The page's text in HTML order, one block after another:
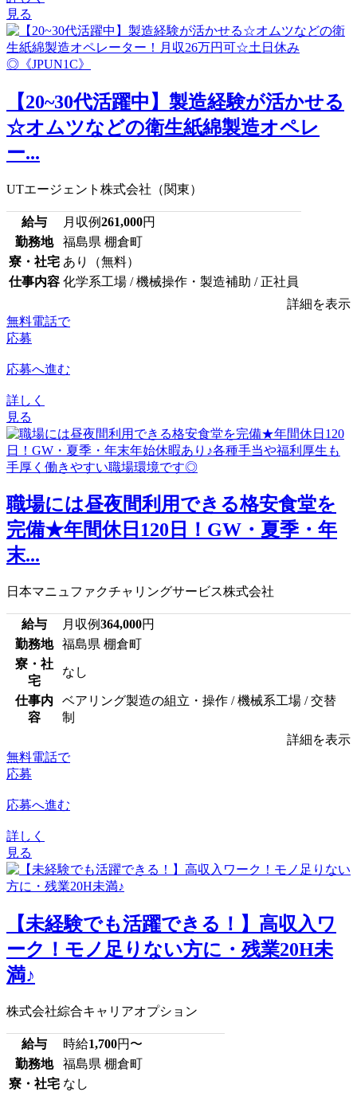
見る
【20~30代活躍中】製造経験が活かせる
☆オムツなどの衛生紙綿製造オペレ
ー...
UTエージェント株式会社（関東）
給与 月収例261,000円
勤務地
福島県 棚倉町
寮・社宅 あり（無料）
仕事内容 化学系工場 / 機械操作・製造補助 / 正社員
詳細を表示
無料電話で
応募
応募へ進む
詳しく
見る
職場には昼夜間利用できる格安食堂を
完備★年間休日120日！GW・夏季・年
末...
日本マニュファクチャリングサービス株式会社
給与 月収例364,000円
勤務地
福島県 棚倉町
寮・社
宅
なし
仕事内
容
ベアリング製造の組立・操作 / 機械系工場 / 交替
制
詳細を表示
無料電話で
応募
応募へ進む
詳しく
見る
【未経験でも活躍できる！】高収入ワ
ーク！モノ足りない方に・残業20H未
満♪
株式会社綜合キャリアオプション
給与 時給1,700円〜
勤務地
福島県 棚倉町
寮・社宅 なし